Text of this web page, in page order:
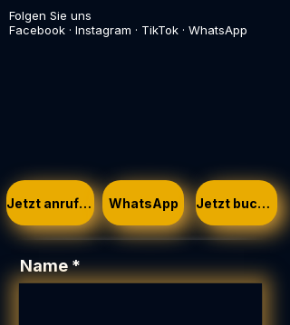
Folgen Sie uns
Facebook · Instagram · TikTok · WhatsApp
Jetzt anrufen WhatsApp Jetzt buchen
Name